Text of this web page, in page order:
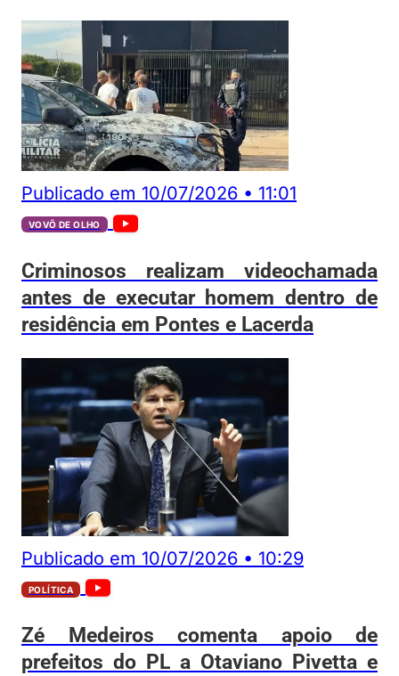
Publicado em 10/07/2026 • 11:01
VOVÔ DE OLHO
Criminosos realizam videochamada
antes de executar homem dentro de
residência em Pontes e Lacerda
Publicado em 10/07/2026 • 10:29
POLÍTICA
Zé Medeiros comenta apoio de
prefeitos do PL a Otaviano Pivetta e